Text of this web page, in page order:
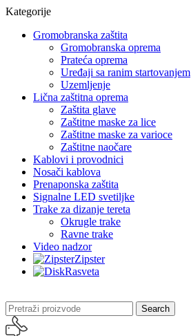
Kategorije
Gromobranska zaštita
Gromobranska oprema
Prateća oprema
Uređaji sa ranim startovanjem
Uzemljenje
Lična zaštitna oprema
Zaštita glave
Zaštitne maske za lice
Zaštitne maske za varioce
Zaštitne naočare
Kablovi i provodnici
Nosači kablova
Prenaponska zaštita
Signalne LED svetiljke
Trake za dizanje tereta
Okrugle trake
Ravne trake
Video nadzor
Zipster
Rasveta
Search